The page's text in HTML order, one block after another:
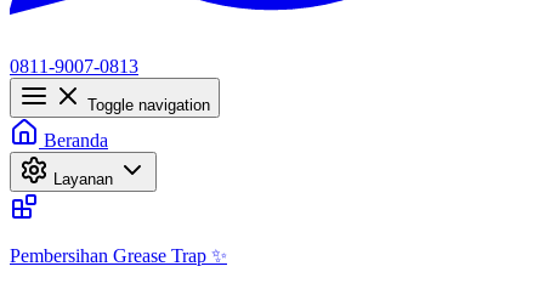
0811-9007-0813
Toggle navigation
Beranda
Layanan
Pembersihan Grease Trap ✨